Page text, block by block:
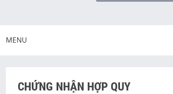
MENU
CHỨNG NHẬN HỢP QUY